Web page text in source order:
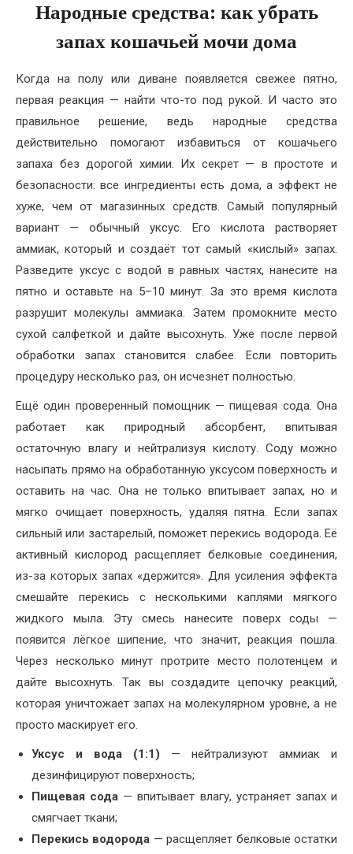
Народные средства: как убрать
запах кошачьей мочи дома
Когда на полу или диване появляется свежее пятно,
первая реакция — найти что-то под рукой. И часто это
правильное решение, ведь народные средства
действительно помогают избавиться от кошачьего
запаха без дорогой химии. Их секрет — в простоте и
безопасности: все ингредиенты есть дома, а эффект не
хуже, чем от магазинных средств. Самый популярный
вариант — обычный уксус. Его кислота растворяет
аммиак, который и создаёт тот самый «кислый» запах.
Разведите уксус с водой в равных частях, нанесите на
пятно и оставьте на 5–10 минут. За это время кислота
разрушит молекулы аммиака. Затем промокните место
сухой салфеткой и дайте высохнуть. Уже после первой
обработки запах становится слабее. Если повторить
процедуру несколько раз, он исчезнет полностью.
Ещё один проверенный помощник — пищевая сода. Она
работает как природный абсорбент, впитывая
остаточную влагу и нейтрализуя кислоту. Соду можно
насыпать прямо на обработанную уксусом поверхность и
оставить на час. Она не только впитывает запах, но и
мягко очищает поверхность, удаляя пятна. Если запах
сильный или застарелый, поможет перекись водорода. Её
активный кислород расщепляет белковые соединения,
из-за которых запах «держится». Для усиления эффекта
смешайте перекись с несколькими каплями мягкого
жидкого мыла. Эту смесь нанесите поверх соды —
появится лёгкое шипение, что значит, реакция пошла.
Через несколько минут протрите место полотенцем и
дайте высохнуть. Так вы создадите цепочку реакций,
которая уничтожает запах на молекулярном уровне, а не
просто маскирует его.
Уксус и вода (1:1) — нейтрализуют аммиак и
дезинфицируют поверхность;
Пищевая сода — впитывает влагу, устраняет запах и
смягчает ткани;
Перекись водорода — расщепляет белковые остатки